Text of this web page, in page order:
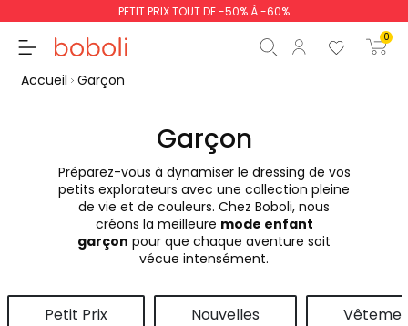
PETIT PRIX TOUT DE -50% À -60%
0
Sous-total
poursuit Commencer la
Accueil Garçon
Garçon
Préparez-vous à dynamiser le dressing de vos
petits explorateurs avec une collection pleine
de vie et de couleurs. Chez Boboli, nous
créons la meilleure mode enfant
garçon pour que chaque aventure soit
vécue intensément.
Petit Prix Nouvelles